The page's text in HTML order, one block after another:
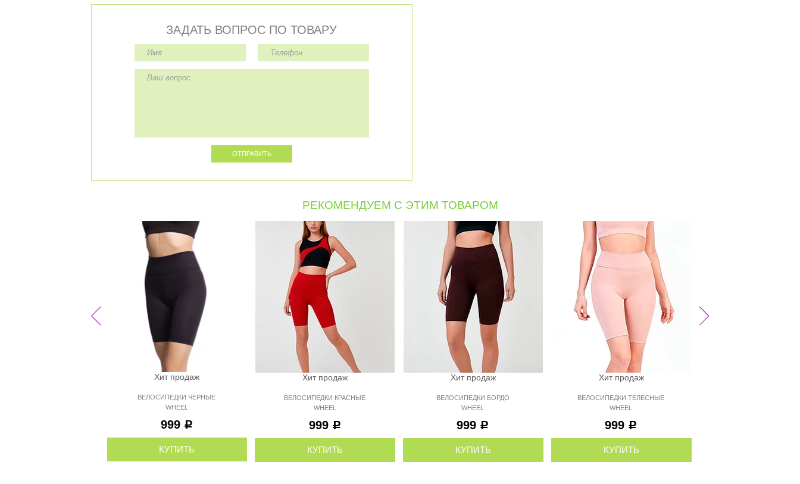
ЗАДАТЬ ВОПРОС ПО ТОВАРУ
РЕКОМЕНДУЕМ С ЭТИМ ТОВАРОМ
Хит продаж
ВЕЛОСИПЕДКИ ЧЕРНЫЕ
WHEEL
999 Р
КУПИТЬ
Хит продаж
ВЕЛОСИПЕДКИ КРАСНЫЕ
WHEEL
999 Р
КУПИТЬ
Хит продаж
ВЕЛОСИПЕДКИ БОРДО
WHEEL
999 Р
КУПИТЬ
Хит продаж
ВЕЛОСИПЕДКИ ТЕЛЕСНЫЕ
WHEEL
999 Р
КУПИТЬ